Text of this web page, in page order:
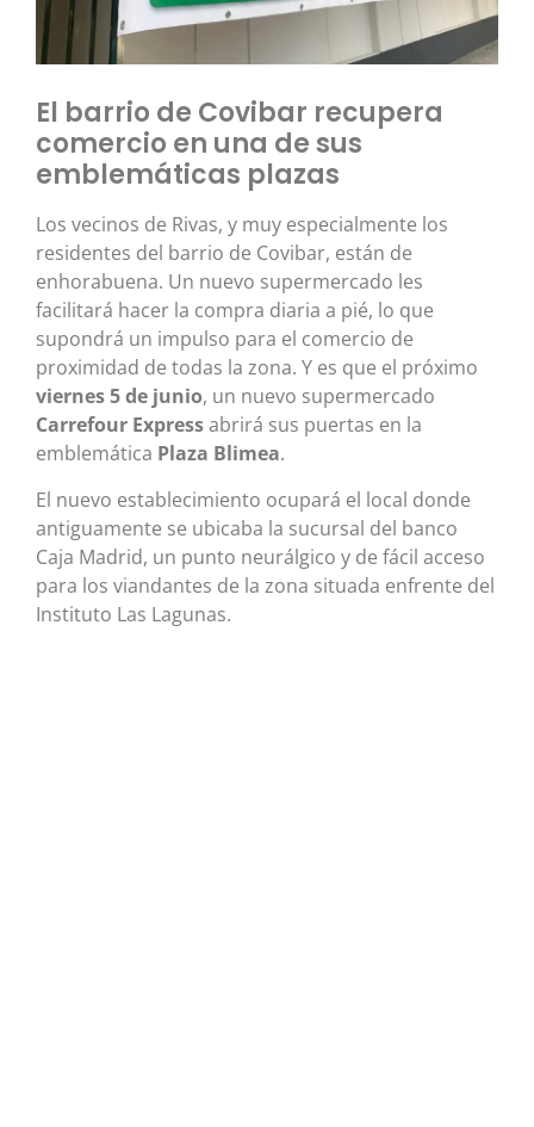
El barrio de Covibar recupera
comercio en una de sus
emblemáticas plazas
Los vecinos de Rivas, y muy especialmente los
residentes del barrio de Covibar, están de
enhorabuena. Un nuevo supermercado les
facilitará hacer la compra diaria a pié, lo que
supondrá un impulso para el comercio de
proximidad de todas la zona. Y es que el próximo
viernes 5 de junio, un nuevo supermercado
Carrefour Expressabrirá sus puertas en la
emblemática Plaza Blimea.
El nuevo establecimiento ocupará el local donde
antiguamente se ubicaba la sucursal del banco
Caja Madrid, un punto neurálgico y de fácil acceso
para los viandantes de la zona situada enfrente del
Instituto Las Lagunas.